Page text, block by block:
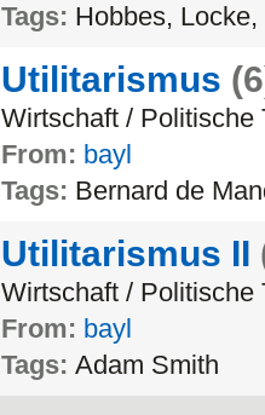
Tags: Hobbes, Locke,
Utilitarismus
Wirtschaft / Politische
From: bayl
Tags: Bernard de
Utilitarismus II
Wirtschaft / Politische
From: bayl
Tags: Adam Smith